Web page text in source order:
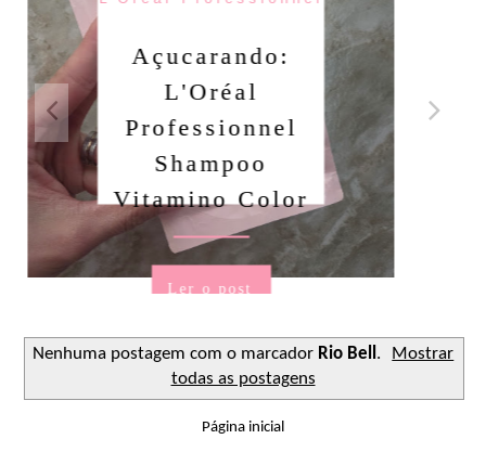
L'Oréal
Shampoo
Color
Nenhuma postagem com o marcador Rio Bell .
Mostrar
todas as postagens
Página inicial